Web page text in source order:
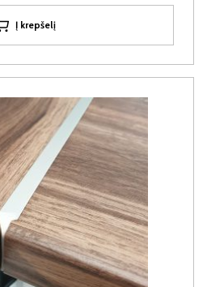
Į krepšelį